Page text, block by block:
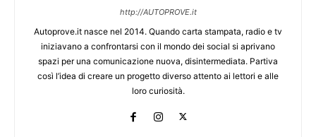
http://AUTOPROVE.it
Autoprove.it nasce nel 2014. Quando carta stampata, radio e tv
iniziavano a confrontarsi con il mondo dei social si aprivano
spazi per una comunicazione nuova, disintermediata. Partiva
così l’idea di creare un progetto diverso attento ai lettori e alle
loro curiosità.